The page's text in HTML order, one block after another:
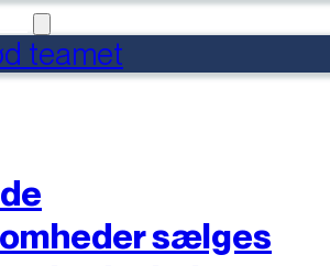
teamet
sælges